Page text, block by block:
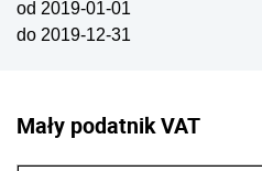
od 2019-01-01
do 2019-12-31
Mały podatnik VAT